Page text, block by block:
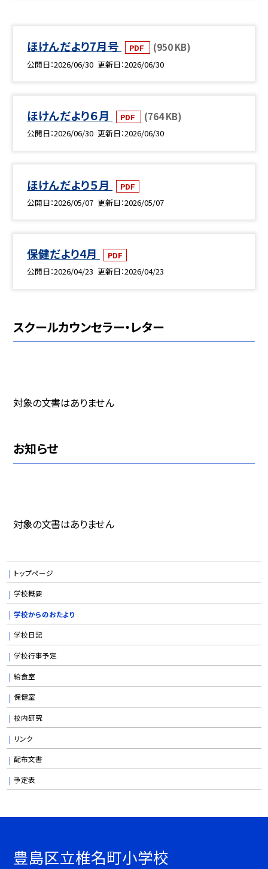
ほけんだより7月号 PDF (950 KB)
公開日 2026/06/30 更新日 2026/06/30
ほけんだより６月 PDF (764 KB)
公開日 2026/06/30 更新日 2026/06/30
ほけんだより５月
PDF
公開日 2026/05/07 更新日 2026/05/07
保健だより4月
PDF
公開日 2026/04/23 更新日 2026/04/23
スクールカウンセラー・レター
対象の文書はありません
お知らせ
対象の文書はありません
トップページ
学校概要
学校からのおたより
学校日記
学校行事予定
給食室
保健室
校内研究
リンク
配布文書
予定表
豊島区立椎名町小学校